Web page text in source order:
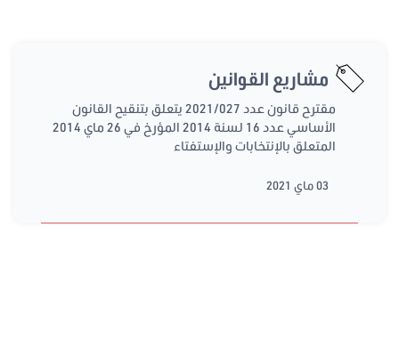
مشاريع القوانين
مقترح قانون عدد 2021/027 يتعلق بتنقيح القانون
الأساسي عدد 16 لسنة 2014 المؤرخ في 26 ماي 2014
المتعلق بالإنتخابات والإستفتاء
03 ماي 2021